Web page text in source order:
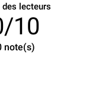
des lecteurs
10
note(s)